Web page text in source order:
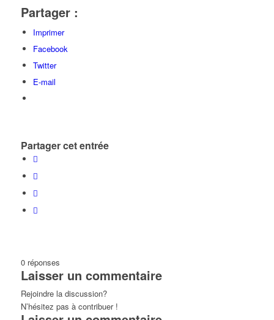
Partager :
Imprimer
Facebook
Twitter
E-mail
Partager cet entrée
0 réponses
Laisser un commentaire
Rejoindre la discussion?
N’hésitez pas à contribuer !